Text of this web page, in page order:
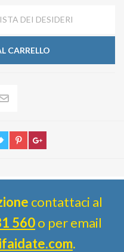
DEI DESIDERI
CARRELLO
contattaci al
560o per email
.